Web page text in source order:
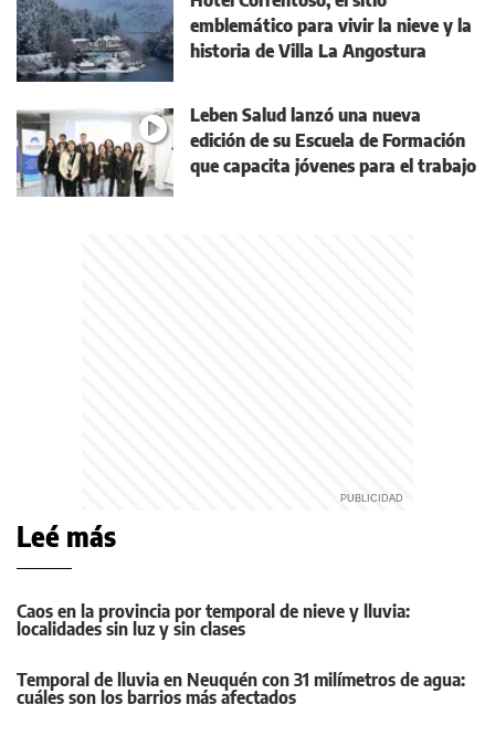
emblemático para vivir la nieve y la
historia de Villa La Angostura
Leben Salud lanzó una nueva
edición de su Escuela de Formación
que capacita jóvenes para el trabajo
Leé más
Caos en la provincia por temporal de nieve y lluvia:
localidades sin luz y sin clases
Temporal de lluvia en Neuquén con 31 milímetros de agua:
cuáles son los barrios más afectados